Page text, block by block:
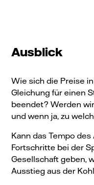
Ausblick
Wie sich die Preise
Gleichung für einen
beendet? Werden
und wenn ja, zu
Kann das Tempo
Fortschritte bei der
Gesellschaft geben,
Ausstieg aus der